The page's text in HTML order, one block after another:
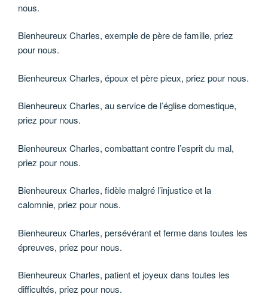
nous.
Bienheureux Charles, exemple de père de famille, priez
pour nous.
Bienheureux Charles, époux et père pieux, priez pour nous.
Bienheureux Charles, au service de l’église domestique,
priez pour nous.
Bienheureux Charles, combattant contre l’esprit du mal,
priez pour nous.
Bienheureux Charles, fidèle malgré l’injustice et la
calomnie, priez pour nous.
Bienheureux Charles, persévérant et ferme dans toutes les
épreuves, priez pour nous.
Bienheureux Charles, patient et joyeux dans toutes les
difficultés, priez pour nous.